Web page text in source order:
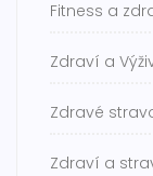
Fitness a
Zdraví a
Zdravé
Zdraví a